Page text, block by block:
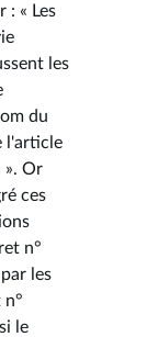
: « Les
les
du
l'article
». Or
ces
n°
les
n°
le